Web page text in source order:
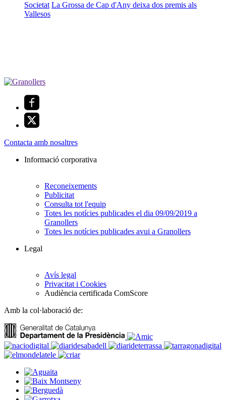
Societat La Grossa de Cap d'Any deixa dos premis als
Vallesos
Contacta amb nosaltres
Informació corporativa
Reconeixements
Publicitat
Consulta tot l'equip
Totes les notícies publicades el dia 09/09/2019 a
Granollers
Totes les notícies publicades avui a Granollers
Legal
Avís legal
Privacitat i Cookies
Audiència certificada ComScore
Amb la col·laboració de: